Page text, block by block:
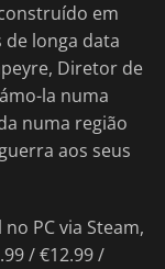
em
longa data
Diretor de
la numa
numa região
aos seus
PC via Steam,
/ €12.99 /